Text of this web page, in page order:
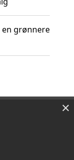
grønnere
×